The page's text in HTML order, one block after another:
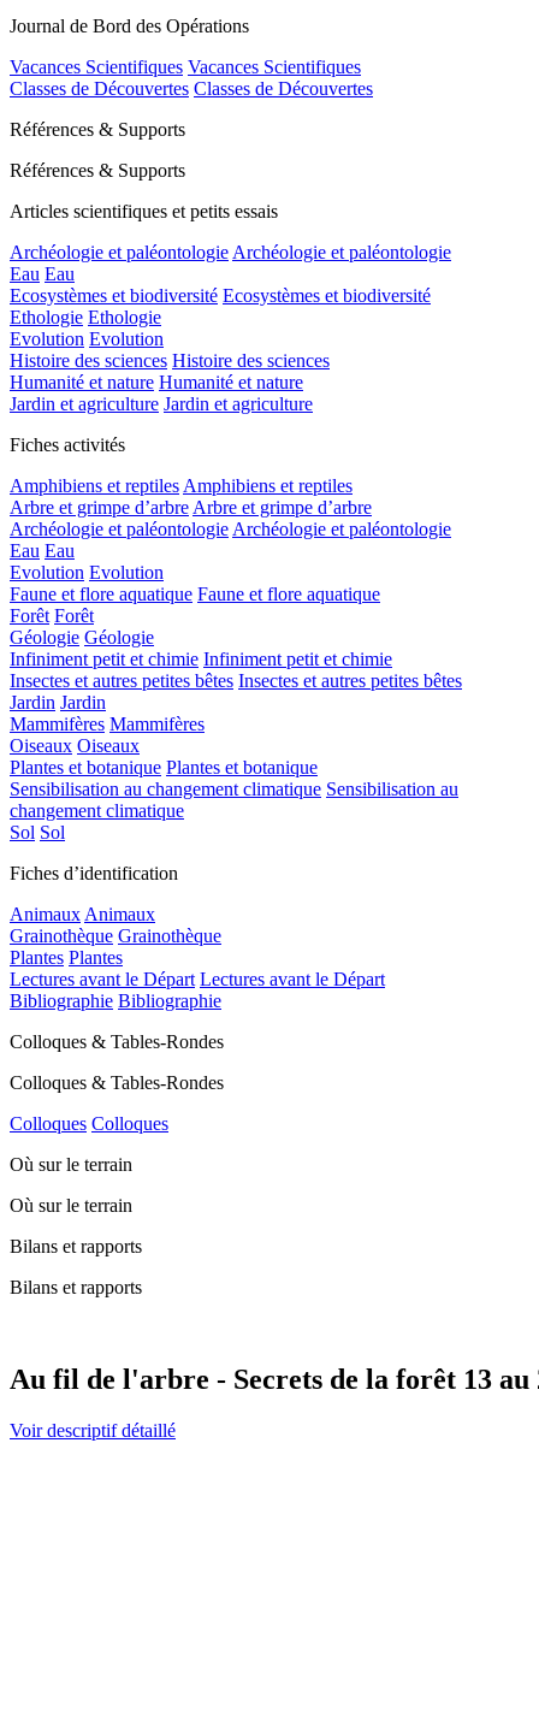
Journal de Bord des Opérations
Vacances Scientifiques Vacances Scientifiques
Classes de Découvertes Classes de Découvertes
Références & Supports
Références & Supports
Articles scientifiques et petits essais
Archéologie et paléontologie Archéologie et paléontologie
Eau Eau
Ecosystèmes et biodiversité Ecosystèmes et biodiversité
Ethologie Ethologie
Evolution Evolution
Histoire des sciences Histoire des sciences
Humanité et nature Humanité et nature
Jardin et agriculture Jardin et agriculture
Fiches activités
Amphibiens et reptiles Amphibiens et reptiles
Arbre et grimpe d’arbre Arbre et grimpe d’arbre
Archéologie et paléontologie Archéologie et paléontologie
Eau Eau
Evolution Evolution
Faune et flore aquatique Faune et flore aquatique
Forêt Forêt
Géologie Géologie
Infiniment petit et chimie Infiniment petit et chimie
Insectes et autres petites bêtes Insectes et autres petites bêtes
Jardin Jardin
Mammifères Mammifères
Oiseaux Oiseaux
Plantes et botanique Plantes et botanique
Sensibilisation au changement climatique Sensibilisation au
changement climatique
Sol Sol
Fiches d’identification
Animaux Animaux
Grainothèque Grainothèque
Plantes Plantes
Lectures avant le Départ Lectures avant le Départ
Bibliographie Bibliographie
Colloques & Tables-Rondes
Colloques & Tables-Rondes
Colloques Colloques
Où sur le terrain
Où sur le terrain
Bilans et rapports
Bilans et rapports
Au fil de l'arbre - Secrets de la forêt 13
Voir descriptif détaillé